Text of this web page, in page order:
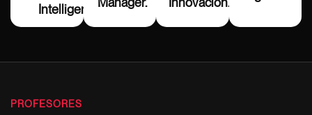
Intelligence.
PROFESORES